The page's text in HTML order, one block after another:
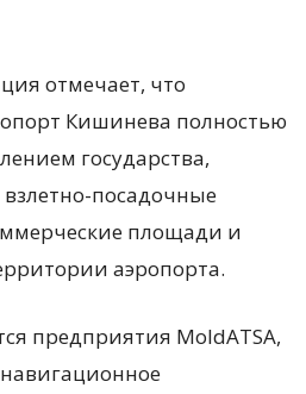
отмечает, что
Кишинева полностью
государства,
посадочные
площади и
аэропорта.
предприятия MoldATSA,